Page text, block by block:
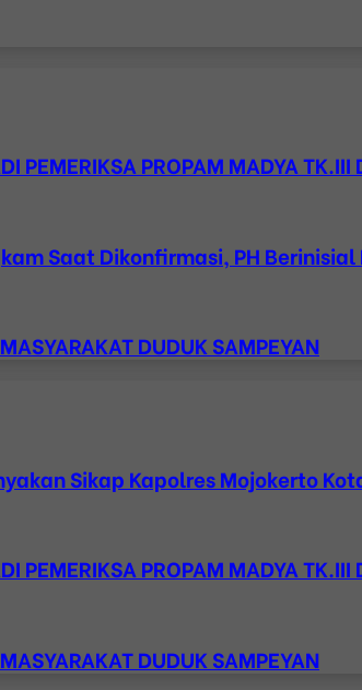
PEMERIKSA PROPAM MADYA TK.III
Saat Dikonfirmasi, PH Berinisial
DUDUK SAMPEYAN
Sikap Kapolres Mojokerto
PEMERIKSA PROPAM MADYA TK.III
DUDUK SAMPEYAN